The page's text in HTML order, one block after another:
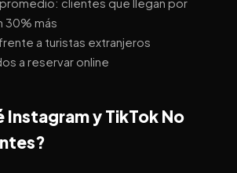
30% más
a turistas extranjeros
a reservar online
Instagram y TikTok No